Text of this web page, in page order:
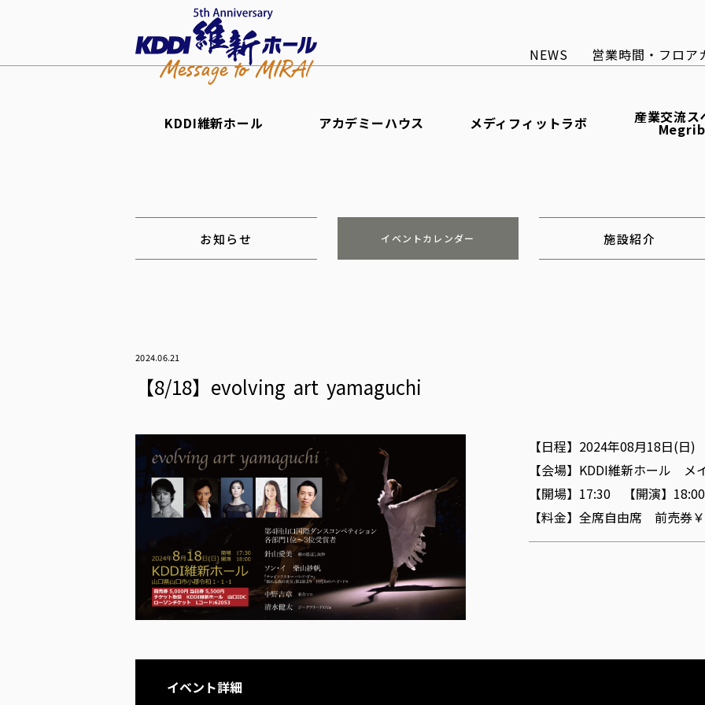
NEWS 営業時間・フロア
KDDI維新ホール アカデミーハウス メディフィットラボ 産業交流ス
お知らせ イベントカレンダー 施設紹介
2024.06.21
【8/18】evolving art yamaguchi
【日程】2024年08月18日(日)
【会場】KDDI維新ホール メ
【開場】17:30 【開演】18:00
【料金】全席自由席 前売券
イベント詳細